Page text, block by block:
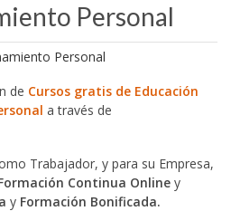
Personal
de Cursos gratis de Educación
a través de
Trabajador, y para su Empresa,
Continua Online y
y Formación Bonificada.